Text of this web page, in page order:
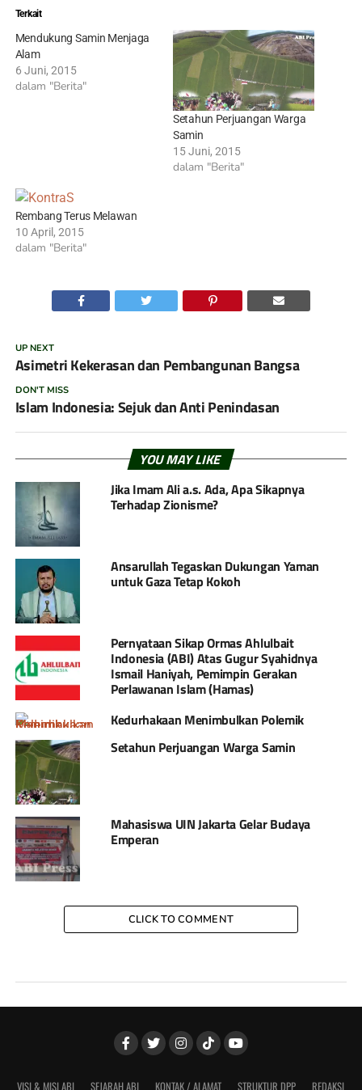
Terkait
Mendukung Samin Menjaga
Alam
6 Juni, 2015
dalam "Berita"
Setahun Perjuangan Warga
Samin
15 Juni, 2015
dalam "Berita"
Rembang Terus Melawan
10 April, 2015
dalam "Berita"
UP NEXT
Asimetri Kekerasan dan Pembangunan Bangsa
DON'T MISS
Islam Indonesia: Sejuk dan Anti Penindasan
YOU MAY LIKE
Jika Imam Ali a.s. Ada, Apa Sikapnya
Terhadap Zionisme?
Ansarullah Tegaskan Dukungan Yaman
untuk Gaza Tetap Kokoh
Pernyataan Sikap Ormas Ahlulbait
Indonesia (ABI) Atas Gugur Syahidnya
Ismail Haniyah, Pemimpin Gerakan
Perlawanan Islam (Hamas)
Kedurhakaan Menimbulkan Polemik
Setahun Perjuangan Warga Samin
Mahasiswa UIN Jakarta Gelar Budaya
Emperan
CLICK TO COMMENT
VISI & MISI ABI SEJARAH ABI KONTAK / ALAMAT STRUKTUR DPP REDAKSI